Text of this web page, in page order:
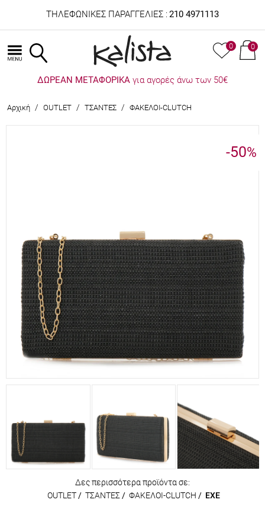
ΤΗΛΕΦΩΝΙΚΕΣ ΠΑΡΑΓΓΕΛΙΕΣ : 210 4971113
0 0
ΔΩΡΕΑΝ ΜΕΤΑΦΟΡΙΚΑ για αγορές άνω των 50€
Αρχική / OUTLET / ΤΣΑΝΤΕΣ / ΦΑΚΕΛΟΙ-CLUTCH
-50%
Δες περισσότερα προϊόντα σε:
OUTLET/ ΤΣΑΝΤΕΣ / ΦΑΚΕΛΟΙ-CLUTCH / EXE